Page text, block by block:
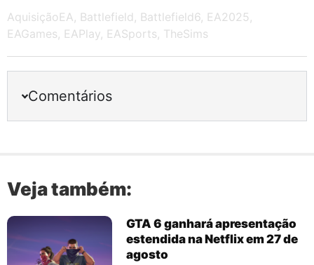
AquisiçãoEA, Battlefield , Battlefield6, EA2025 ,
EAGames, EAPlay, EASports, TheSims
Comentários
Veja também:
GTA 6 ganhará apresentação
estendida na Netflix em 27 de
agosto